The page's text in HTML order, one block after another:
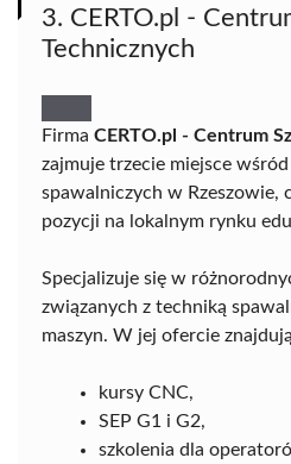
3. CERTO.pl -
Technicznych
Firma CERTO.pl - Centrum
zajmuje trzecie miejsce
spawalniczych w Rzeszowie,
pozycji na lokalnym rynku
Specjalizuje się w
związanych z techniką
maszyn. W jej ofercie
kursy CNC,
SEP G1 i G2,
szkolenia dla